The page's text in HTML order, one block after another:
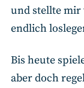
und stellte mir
endlich
Bis heute
aber doch